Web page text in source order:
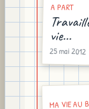
A PART
vie...
25 mai 2012
MA VIE AU